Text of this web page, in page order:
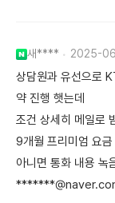
새**** 2025-
상담원과 유선으로
약 진행 햇는데
조건 상세히 메일로
9개월 프리미엄 요
아니면 통화 내용 녹